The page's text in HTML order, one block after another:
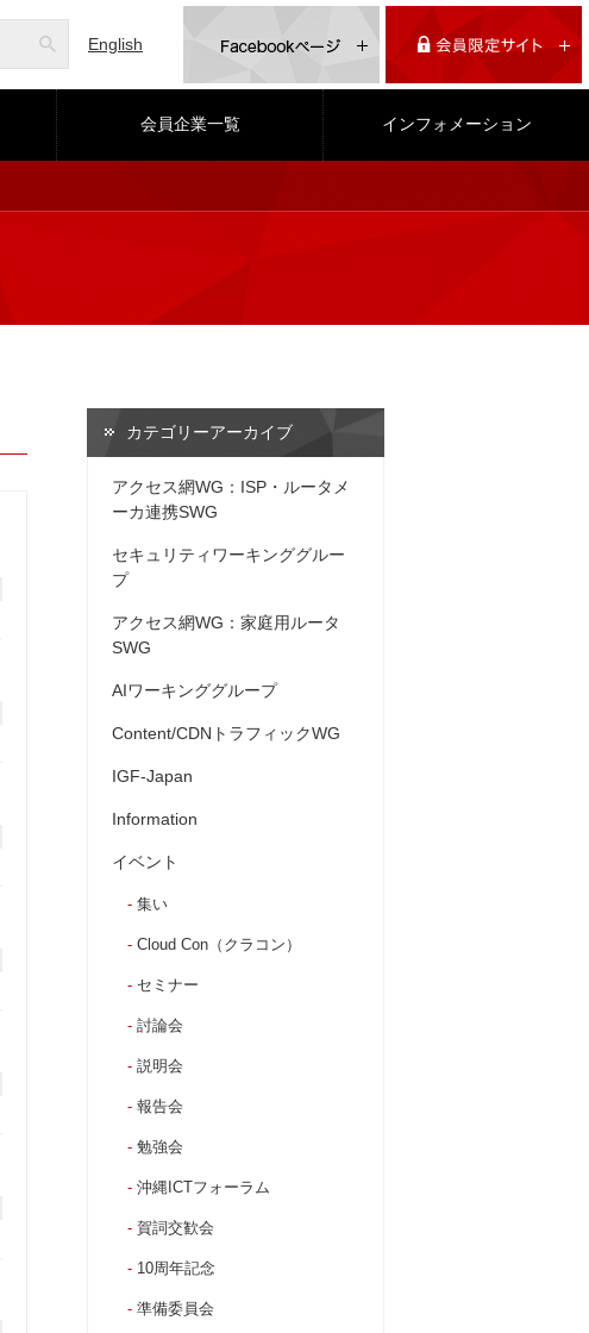
English
会員企業一覧 インフォメーション
カテゴリーアーカイブ
アクセス網WG：ISP・ルータメ
ーカ連携SWG
セキュリティワーキンググルー
プ
アクセス網WG：家庭用ルータ
SWG
AIワーキンググループ
Content/CDNトラフィックWG
IGF-Japan
Information
イベント
集い
Cloud Con（クラコン）
セミナー
討論会
説明会
報告会
勉強会
沖縄ICTフォーラム
賀詞交歓会
10周年記念
準備委員会